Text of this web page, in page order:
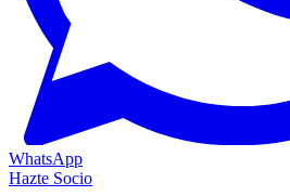
WhatsApp
Hazte Socio